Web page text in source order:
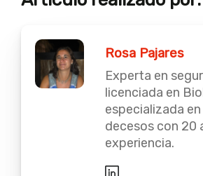
Rosa Pajares
Experta en
licenciada en
especializada
decesos con 20
experiencia.